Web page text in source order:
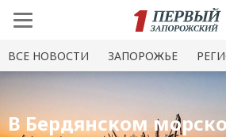
ВСЕ НОВОСТИ ЗАПОРОЖЬЕ
В Бердянском